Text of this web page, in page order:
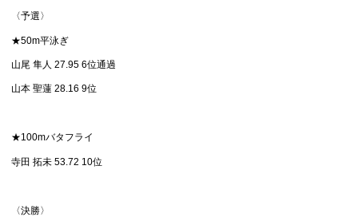
〈予選〉
★50m平泳ぎ
山尾 隼人 27.95 6位通過
山本 聖蓮 28.16 9位
★100mバタフライ
寺田 拓未 53.72 10位
〈決勝〉